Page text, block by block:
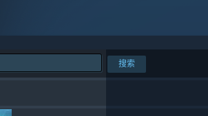
搜索